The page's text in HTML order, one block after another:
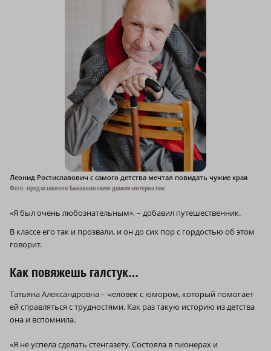
Леонид Ростиславович с самого детства мечтал повидать чужие края
Фото: предоставлено Балахнинским домом-интернатом
«Я был очень любознательным», – добавил путешественник.
В классе его так и прозвали, и он до сих пор с гордостью об этом
говорит.
Как повяжешь галстук…
Татьяна Александровна – человек с юмором, который помогает
ей справляться с трудностями. Как раз такую историю из детства
она и вспомнила.
«Я не успела сделать стенгазету. Состояла в пионерах и